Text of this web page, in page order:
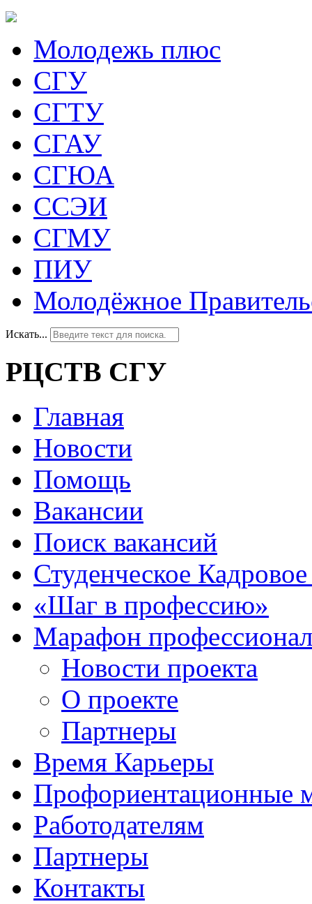
Молодежь плюс
СГУ
СГТУ
СГАУ
СГЮА
ССЭИ
СГМУ
ПИУ
Молодёжное
Искать...
РЦСТВ СГУ
Главная
Новости
Помощь
Вакансии
Поиск вакансий
Студенческое Кадровое
«Шаг в профессию»
Марафон
Новости проекта
О проекте
Партнеры
Время Карьеры
Профориентационные
Работодателям
Партнеры
Контакты